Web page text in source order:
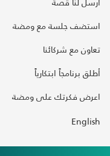
استضف جلسة مع ومضة
تعاون مع شركائنا
أطلق برنامجاً ابتكارياً
اعرض فكرتك على ومضة
English